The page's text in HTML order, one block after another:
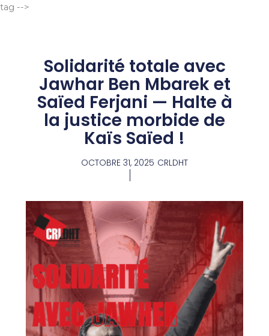
tag -->
Solidarité totale avec
Jawhar Ben Mbarek et
Saïed Ferjani — Halte à
la justice morbide de
Kaïs Saïed !
OCTOBRE 31, 2025 CRLDHT